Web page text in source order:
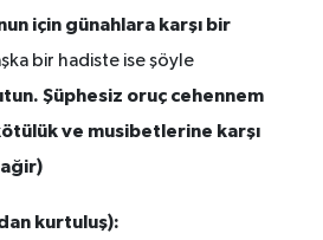
için günahlara karşı bir
bir hadiste ise şöyle
Şüphesiz oruç cehennem
ve musibetlerine karşı
kurtuluş):